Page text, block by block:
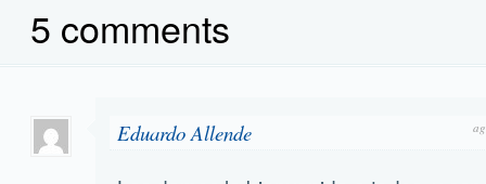
5 comments
Eduardo Allende